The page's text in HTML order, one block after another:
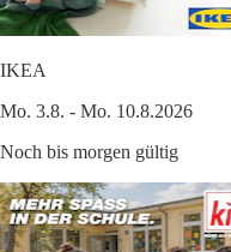
IKEA
Mo. 3.8. - Mo. 10.8.2026
Noch bis morgen gültig